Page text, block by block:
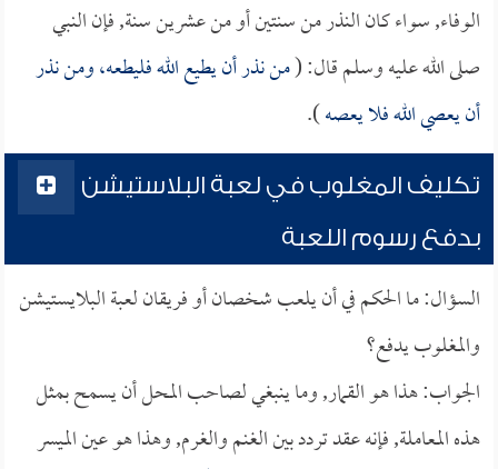
الوفاء, سواء كان النذر من سنتين أو من عشرين سنة, فإن النبي
صلى الله عليه وسلم قال: (من نذر أن يطيع الله فليطعه، ومن نذر
أن يعصي الله فلا يعصه).
تكليف المغلوب في لعبة البلاستيشن
بدفع رسوم اللعبة
السؤال: ما الحكم في أن يلعب شخصان أو فريقان لعبة البلايستيشن
والمغلوب يدفع؟
الجواب: هذا هو القمار, وما ينبغي لصاحب المحل أن يسمح بمثل
هذه المعاملة, فإنه عقد تردد بين الغنم والغرم, وهذا هو عين الميسر